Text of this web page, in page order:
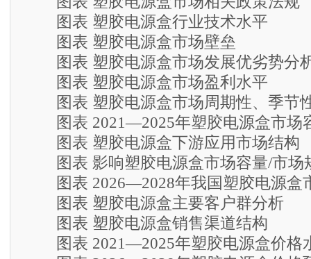
图表 塑胶电源盒行业技术水平
图表 塑胶电源盒市场壁垒
图表 塑胶电源盒市场发展优劣势分
图表 塑胶电源盒市场盈利水平
图表 塑胶电源盒市场周期性、季节
图表 2021—2025年塑胶电源盒市场
图表 塑胶电源盒下游应用市场结构
图表 影响塑胶电源盒市场容量/市场
图表 2026—2028年我国塑胶电源盒
图表 塑胶电源盒主要客户群分析
图表 塑胶电源盒销售渠道结构
图表 2021—2025年塑胶电源盒价格